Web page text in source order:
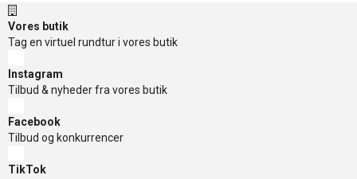
Vores butik
Tag en virtuel rundtur i vores butik
Instagram
Tilbud & nyheder fra vores butik
Facebook
Tilbud og konkurrencer
TikTok